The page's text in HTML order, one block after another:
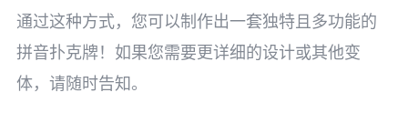
通过这种方式，您可以制作出一套独特且多功能的
拼音扑克牌！如果您需要更详细的设计或其他变
体，请随时告知。